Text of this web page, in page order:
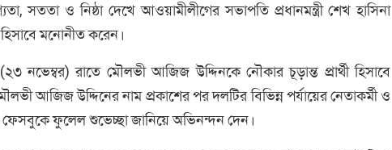
সততা ও নিষ্ঠা দেখে আওয়ামীলীগের সভাপতি প্রধানমন্ত্রী শেখ হাসিনা
মনোনীত করেন।
নভেম্বর) রাতে মৌলভী আজিজ উদ্দিনকে নৌকার চূড়ান্ত প্রার্থী হিসাবে
আজিজ উদ্দিনের নাম প্রকাশের পর দলটির বিভিন্ন পর্যায়ের নেতাকর্মী ও
ফুলেল শুভেচ্ছা জানিয়ে অভিনন্দন দেন।